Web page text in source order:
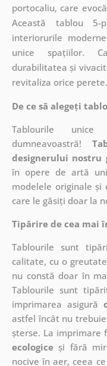
portocaliu, care
Această tablou
interiorurile
unice spațiilor.
durabilitatea și
revitaliza orice perete.
De ce să alegeți
Tablourile
dumneavoastră!
designerului nostru
în opere de artă
modelele originale și
care le găsiți doar la
Tipărire de cea mai
Tablourile sunt
calitate, cu o
nu constă doar în
Tablourile sunt
imprimarea asigură
astfel încât nu
șterse. La imprimare
ecologiceși fără
nocive în aer, ceea